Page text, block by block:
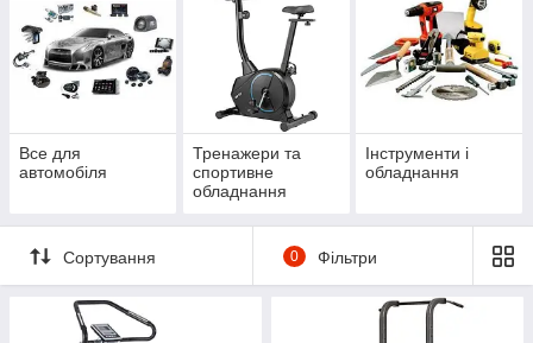
Все для
автомобіля
Тренажери та
спортивне
обладнання
Інструменти і
обладнання
Сортування 0 Фільтри